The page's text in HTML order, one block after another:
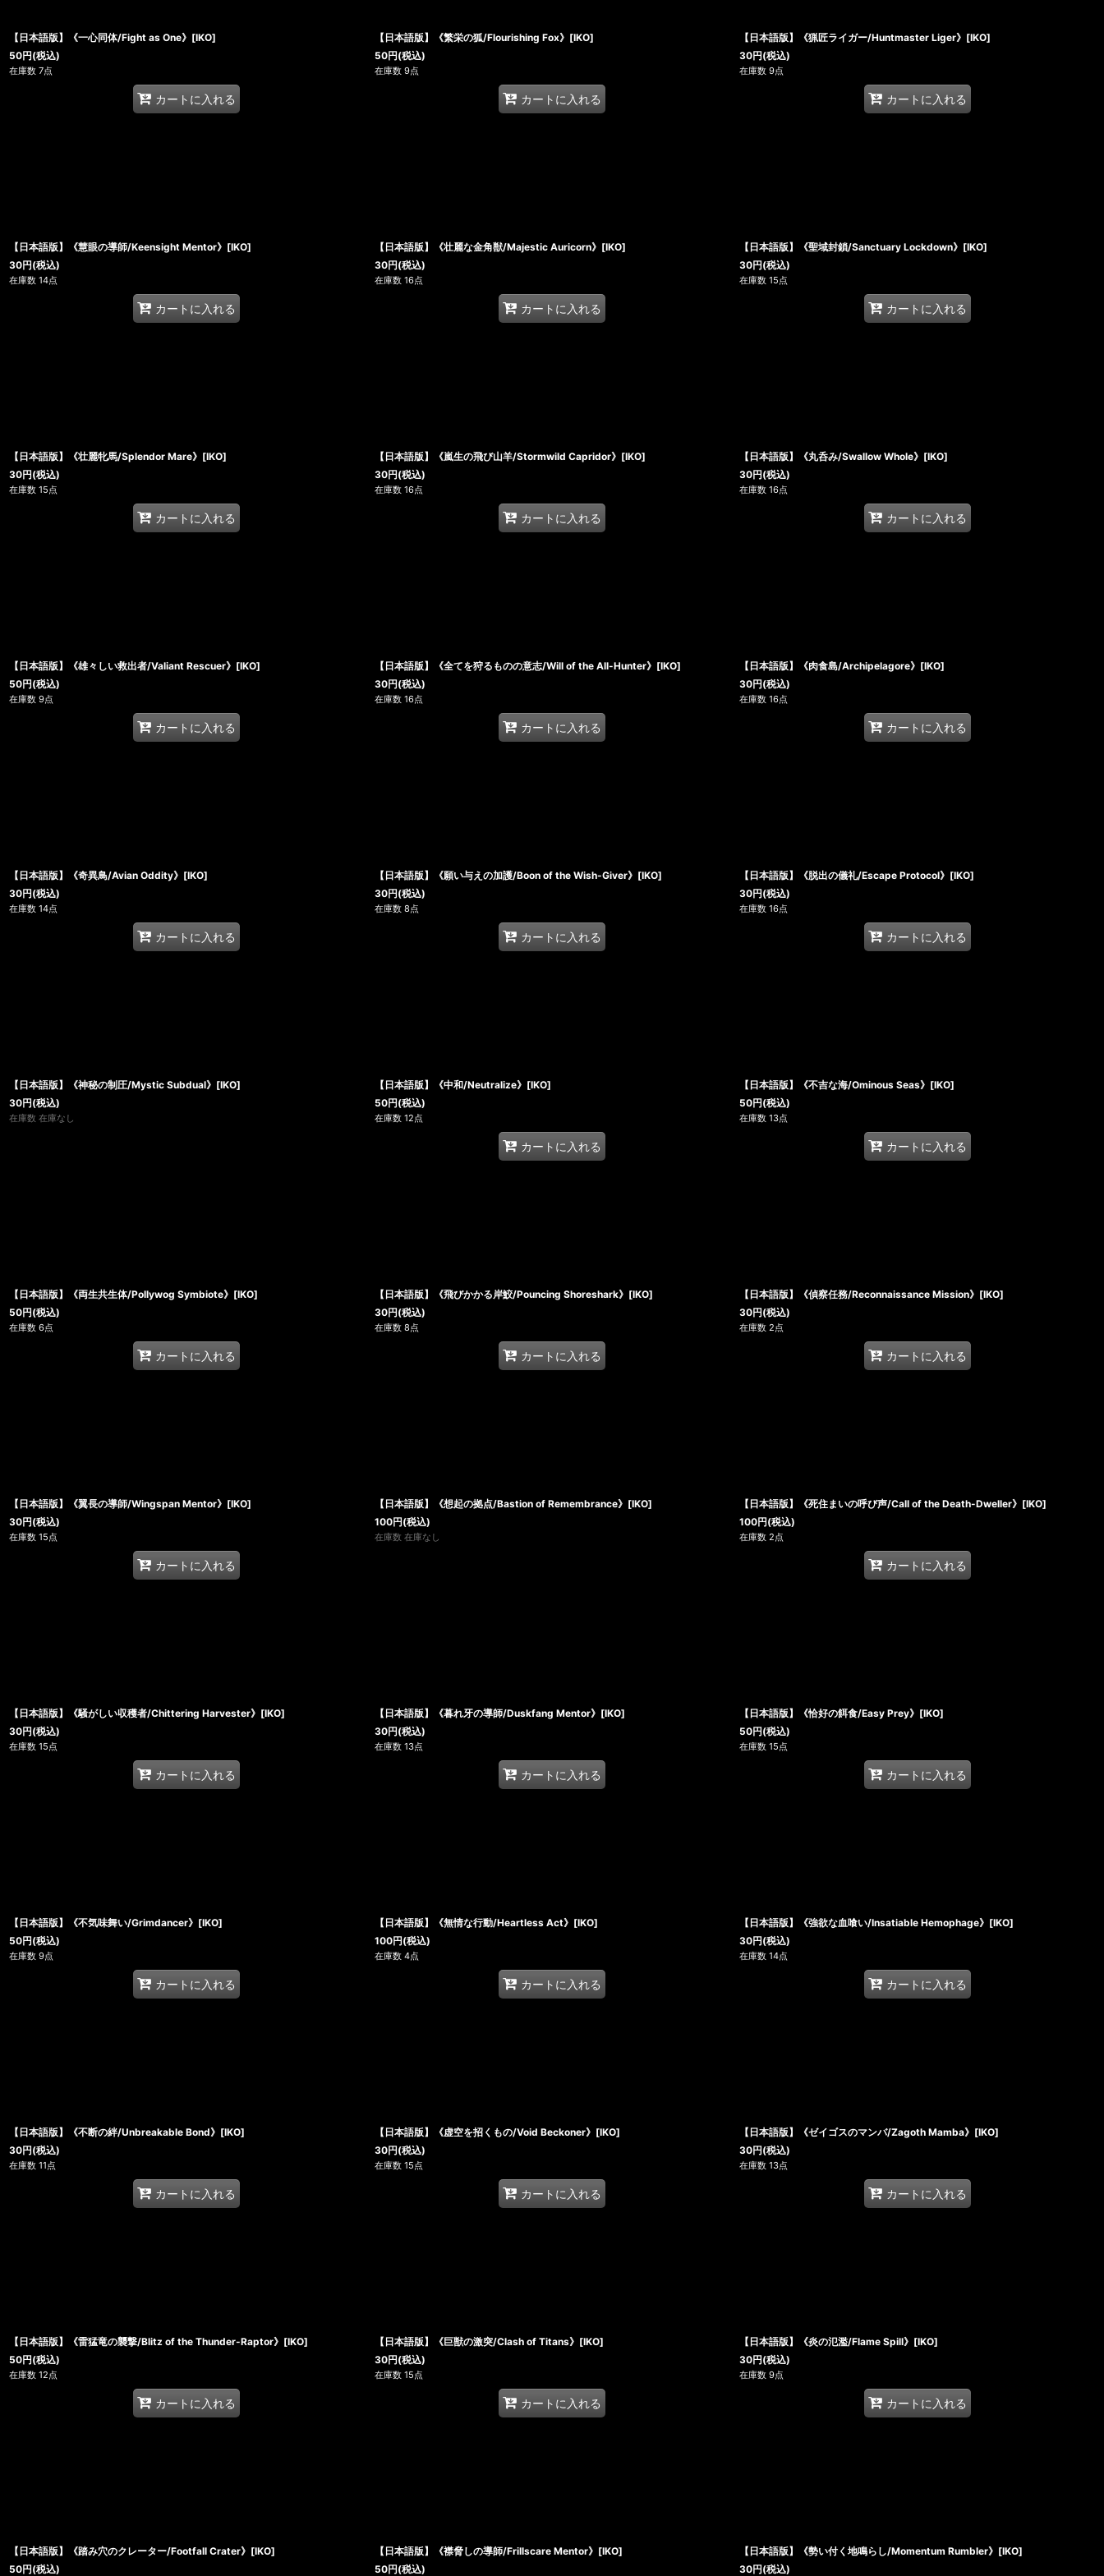
【日本語版】《一心同体/Fight as One》[IKO]
50円(税込)
在庫数 7点
カートに入れる
【日本語版】《繁栄の狐/Flourishing Fox》[IKO]
50円(税込)
在庫数 9点
カートに入れる
【日本語版】《猟匠ライガー/Huntmaster Liger》[IKO]
30円(税込)
在庫数 9点
カートに入れる
【日本語版】《慧眼の導師/Keensight Mentor》[IKO]
30円(税込)
在庫数 14点
カートに入れる
【日本語版】《壮麗な金角獣/Majestic Auricorn》[IKO]
30円(税込)
在庫数 16点
カートに入れる
【日本語版】《聖域封鎖/Sanctuary Lockdown》[IKO]
30円(税込)
在庫数 15点
カートに入れる
【日本語版】《壮麗牝馬/Splendor Mare》[IKO]
30円(税込)
在庫数 15点
カートに入れる
【日本語版】《嵐生の飛び山羊/Stormwild Capridor》[IKO]
30円(税込)
在庫数 16点
カートに入れる
【日本語版】《丸呑み/Swallow Whole》[IKO]
30円(税込)
在庫数 16点
カートに入れる
【日本語版】《雄々しい救出者/Valiant Rescuer》[IKO]
50円(税込)
在庫数 9点
カートに入れる
【日本語版】《全てを狩るものの意志/Will of the All-Hunter》[IKO]
30円(税込)
在庫数 16点
カートに入れる
【日本語版】《肉食島/Archipelagore》[IKO]
30円(税込)
在庫数 16点
カートに入れる
【日本語版】《奇異鳥/Avian Oddity》[IKO]
30円(税込)
在庫数 14点
カートに入れる
【日本語版】《願い与えの加護/Boon of the Wish-Giver》[IKO]
30円(税込)
在庫数 8点
カートに入れる
【日本語版】《脱出の儀礼/Escape Protocol》[IKO]
30円(税込)
在庫数 16点
カートに入れる
【日本語版】《神秘の制圧/Mystic Subdual》[IKO]
30円(税込)
在庫数 在庫なし
【日本語版】《中和/Neutralize》[IKO]
50円(税込)
在庫数 12点
カートに入れる
【日本語版】《不吉な海/Ominous Seas》[IKO]
50円(税込)
在庫数 13点
カートに入れる
【日本語版】《両生共生体/Pollywog Symbiote》[IKO]
50円(税込)
在庫数 6点
カートに入れる
【日本語版】《飛びかかる岸鮫/Pouncing Shoreshark》[IKO]
30円(税込)
在庫数 8点
カートに入れる
【日本語版】《偵察任務/Reconnaissance Mission》[IKO]
30円(税込)
在庫数 2点
カートに入れる
【日本語版】《翼長の導師/Wingspan Mentor》[IKO]
30円(税込)
在庫数 15点
カートに入れる
【日本語版】《想起の拠点/Bastion of Remembrance》[IKO]
100円(税込)
在庫数 在庫なし
【日本語版】《死住まいの呼び声/Call of the Death-Dweller》[IKO]
100円(税込)
在庫数 2点
カートに入れる
【日本語版】《騒がしい収穫者/Chittering Harvester》[IKO]
30円(税込)
在庫数 15点
カートに入れる
【日本語版】《暮れ牙の導師/Duskfang Mentor》[IKO]
30円(税込)
在庫数 13点
カートに入れる
【日本語版】《恰好の餌食/Easy Prey》[IKO]
50円(税込)
在庫数 15点
カートに入れる
【日本語版】《不気味舞い/Grimdancer》[IKO]
50円(税込)
在庫数 9点
カートに入れる
【日本語版】《無情な行動/Heartless Act》[IKO]
100円(税込)
在庫数 4点
カートに入れる
【日本語版】《強欲な血喰い/Insatiable Hemophage》[IKO]
30円(税込)
在庫数 14点
カートに入れる
【日本語版】《不断の絆/Unbreakable Bond》[IKO]
30円(税込)
在庫数 11点
カートに入れる
【日本語版】《虚空を招くもの/Void Beckoner》[IKO]
30円(税込)
在庫数 15点
カートに入れる
【日本語版】《ゼイゴスのマンバ/Zagoth Mamba》[IKO]
30円(税込)
在庫数 13点
カートに入れる
【日本語版】《雷猛竜の襲撃/Blitz of the Thunder-Raptor》[IKO]
50円(税込)
在庫数 12点
カートに入れる
【日本語版】《巨獣の激突/Clash of Titans》[IKO]
30円(税込)
在庫数 15点
カートに入れる
【日本語版】《炎の氾濫/Flame Spill》[IKO]
30円(税込)
在庫数 9点
カートに入れる
【日本語版】《踏み穴のクレーター/Footfall Crater》[IKO]
50円(税込)
【日本語版】《襟脅しの導師/Frillscare Mentor》[IKO]
50円(税込)
【日本語版】《勢い付く地鳴らし/Momentum Rumbler》[IKO]
30円(税込)